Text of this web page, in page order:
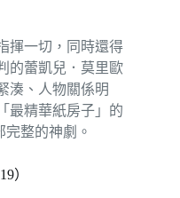
揮一切，同時還得
的蕾凱兒．莫里歐
湊、人物關係明
最精華紙房子」的
整的神劇。
）